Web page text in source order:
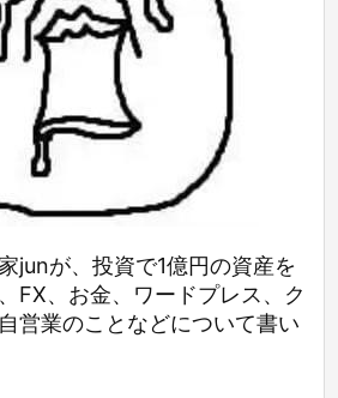
junが、投資で1億円の資産を
FX、お金、ワードプレス、ク
営業のことなどについて書い